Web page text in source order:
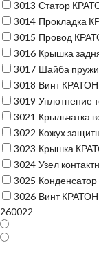
3013 Статор
3014 Прокладка
3015 Провод
3016 Крышка
3017 Шайба
3018 Винт
3019 Уплотнение
3021 Крыльчатка
3022 Кожух
3023 Крышка
3024 Узел
3025
3026 Винт
260022